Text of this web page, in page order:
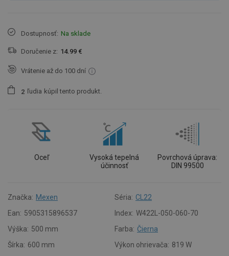
Dostupnosť: Na sklade
Doručenie z: 14.99 €
Vrátenie až do 100 dní
2 ľudia kúpil tento produkt.
Oceľ
Vysoká tepelná
účinnosť
Povrchová úprava:
DIN 99500
Značka: Mexen Séria: CL22
Ean: 5905315896537 Index: W422L-050-060-70
Výška: 500 mm Farba: Čierna
Šírka: 600 mm Výkon ohrievača: 819 W